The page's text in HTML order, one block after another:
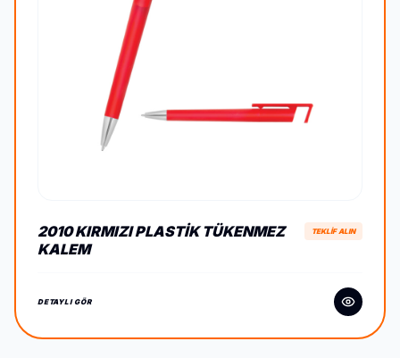
2010 KIRMIZI PLASTIK TÜKENMEZ
KALEM
TEKLİF ALIN
DETAYLI GÖR